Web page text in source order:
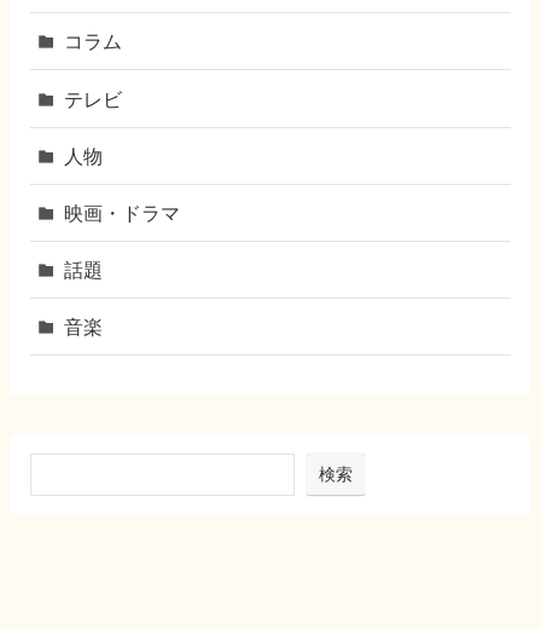
コラム
テレビ
人物
映画・ドラマ
話題
音楽
検索